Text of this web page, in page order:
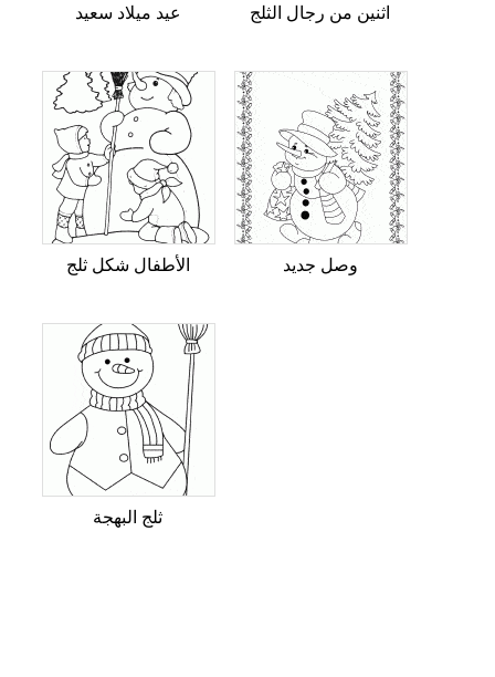
عيد ميلاد سعيد اثنين من رجال الثلج
الأطفال شكل ثلج وصل جديد
ثلج البهجة